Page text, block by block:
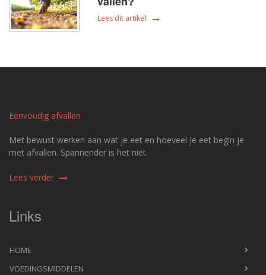
Lees dit artikel
Eenvoudig afvallen
Met bewust werken aan wat je eet en hoeveel je eet begin je
met afvallen. Spannender is het niet.
Lees verder
Links
HOME
VOEDINGSMIDDELEN